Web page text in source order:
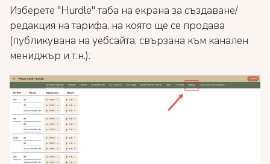
Изберете "Hurdle" таба на екрана за създаване/
редакция на тарифа, на която ще се продава
(публикувана на уебсайта; свързана към канален
мениджър и т.н.):